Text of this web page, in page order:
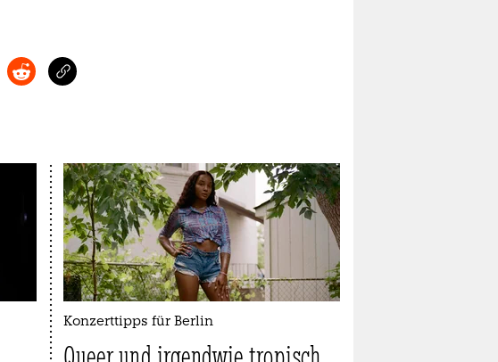
Konzerttipps für Berlin